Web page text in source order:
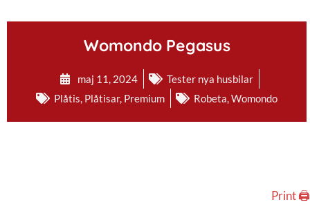
Womondo Pegasus
maj 11, 2024
Tester nya husbilar
Plåtis, Plåtisar, Premium Robeta,Womondo
Print 🖨